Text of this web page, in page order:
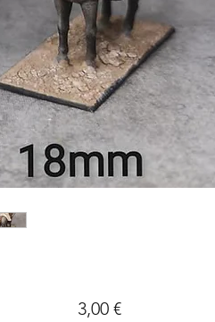
3,00 €Prix